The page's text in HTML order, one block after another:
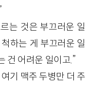
는 것은 부끄러운 일
하는 게 부끄러운 일
건 어려운 일이고.”
기 맥주 두병만 더 주